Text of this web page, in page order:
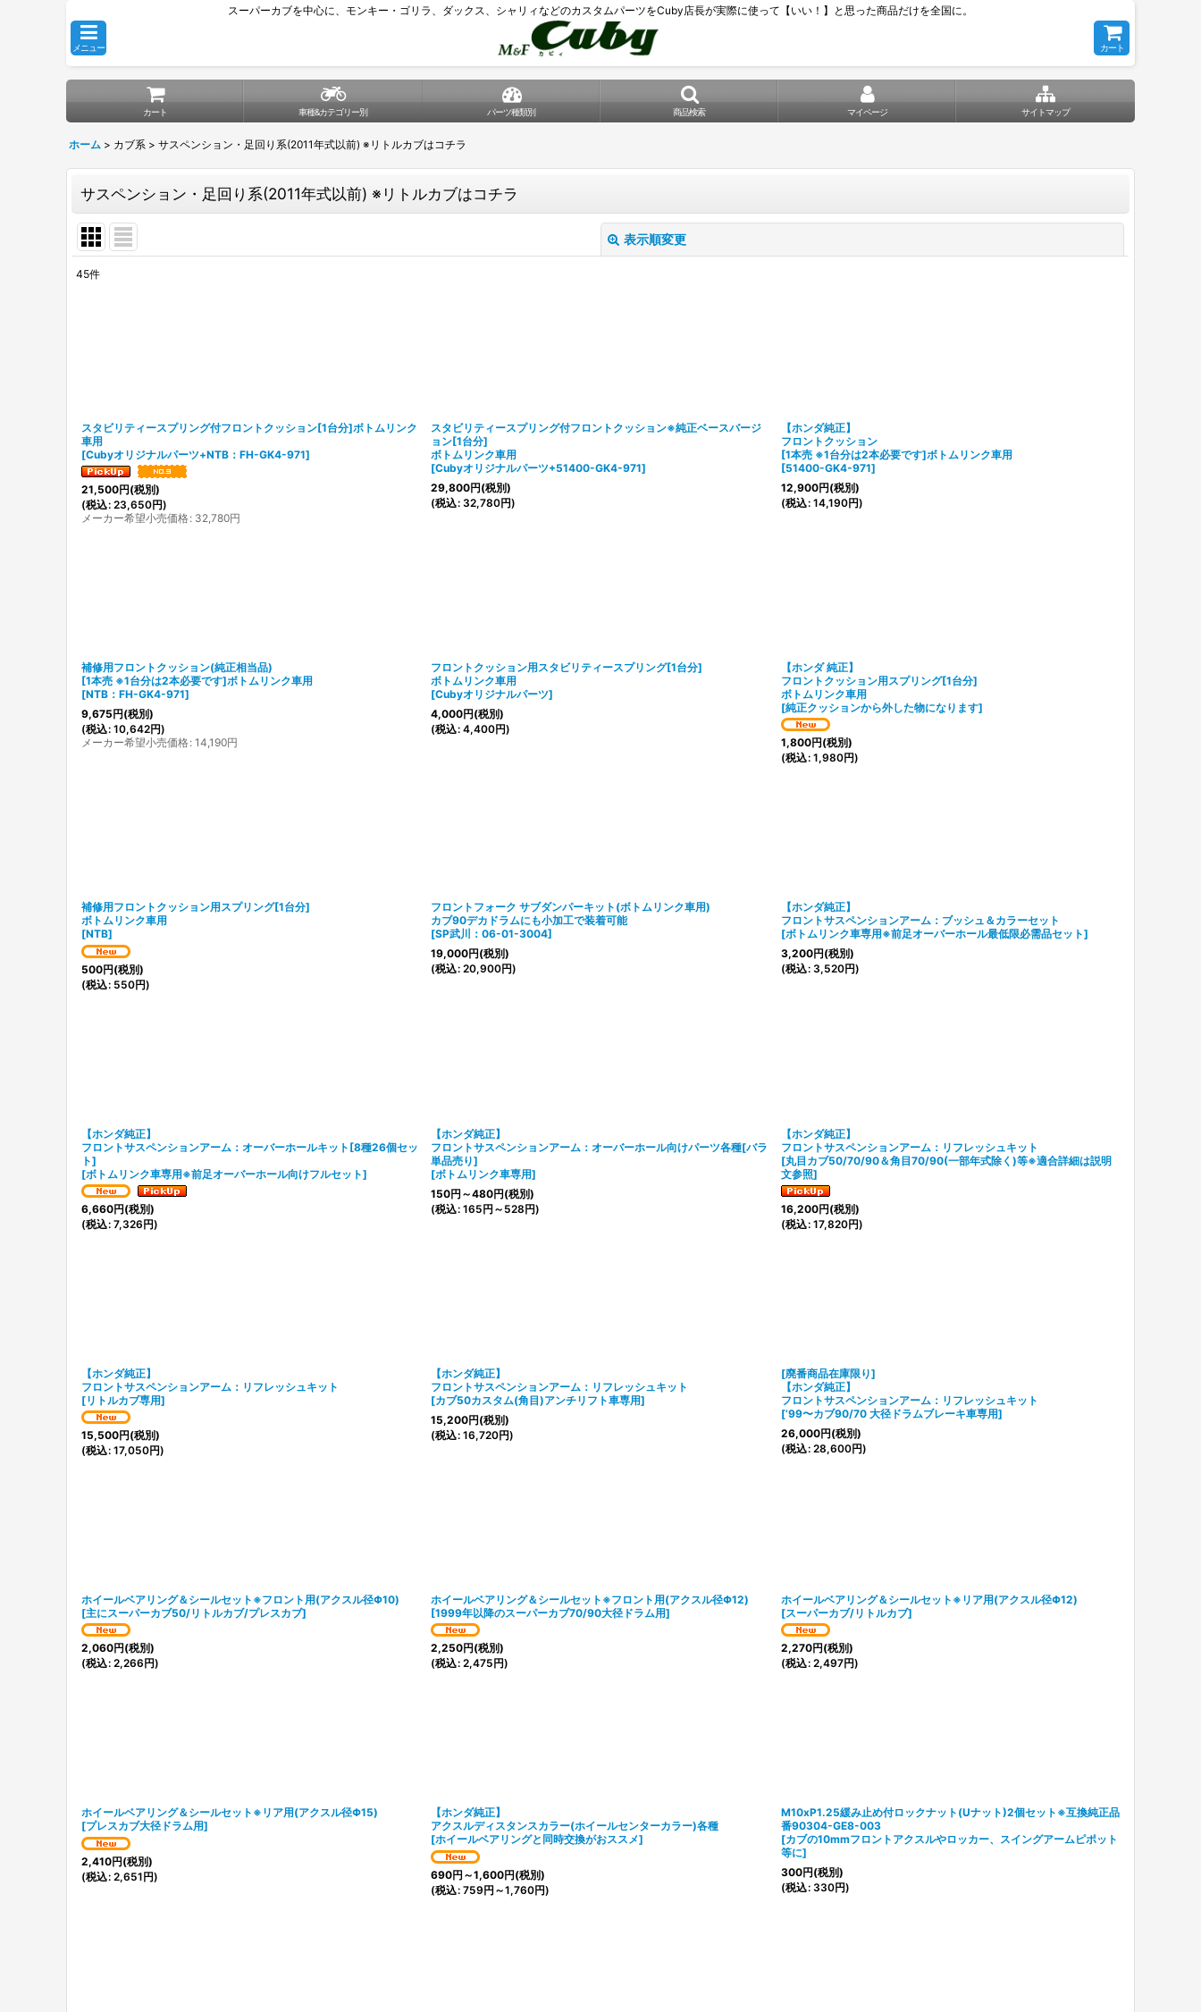
スーパーカブを中心に、モンキー・ゴリラ、ダックス、シャリィなどのカスタムパーツをCuby店長が実際に使って【いい！】と思った商品だけを全国に。
メニュー カート
カート 車種&カテゴリー別 パーツ種類別 商品検索 マイページ サイトマップ
ホーム > カブ系 > サスペンション・足回り系(2011年式以前) ※リトルカブはコチラ
サスペンション・足回り系(2011年式以前) ※リトルカブはコチラ
表示順変更
45件
スタビリティースプリング付フロントクッション[1台分]ボトムリンク
車用
[Cubyオリジナルパーツ+NTB：FH-GK4-971]
21,500円(税別)
(税込: 23,650円)
メーカー希望小売価格: 32,780円
スタビリティースプリング付フロントクッション※純正ベースバージ
ョン[1台分]
ボトムリンク車用
[Cubyオリジナルパーツ+51400-GK4-971]
29,800円(税別)
(税込: 32,780円)
【ホンダ純正】
フロントクッション
[1本売 ※1台分は2本必要です]ボトムリンク車用
[51400-GK4-971]
12,900円(税別)
(税込: 14,190円)
補修用フロントクッション(純正相当品)
[1本売 ※1台分は2本必要です]ボトムリンク車用
[NTB：FH-GK4-971]
9,675円(税別)
(税込: 10,642円)
メーカー希望小売価格: 14,190円
フロントクッション用スタビリティースプリング[1台分]
ボトムリンク車用
[Cubyオリジナルパーツ]
4,000円(税別)
(税込: 4,400円)
【ホンダ 純正】
フロントクッション用スプリング[1台分]
ボトムリンク車用
[純正クッションから外した物になります]
1,800円(税別)
(税込: 1,980円)
補修用フロントクッション用スプリング[1台分]
ボトムリンク車用
[NTB]
500円(税別)
(税込: 550円)
フロントフォーク サブダンパーキット(ボトムリンク車用)
カブ90デカドラムにも小加工で装着可能
[SP武川：06-01-3004]
19,000円(税別)
(税込: 20,900円)
【ホンダ純正】
フロントサスペンションアーム：ブッシュ＆カラーセット
[ボトムリンク車専用※前足オーバーホール最低限必需品セット]
3,200円(税別)
(税込: 3,520円)
【ホンダ純正】
フロントサスペンションアーム：オーバーホールキット[8種26個セッ
ト]
[ボトムリンク車専用※前足オーバーホール向けフルセット]
6,660円(税別)
(税込: 7,326円)
【ホンダ純正】
フロントサスペンションアーム：オーバーホール向けパーツ各種[バラ
単品売り]
[ボトムリンク車専用]
150円 ～480円(税別)
(税込: 165円 ～528円)
【ホンダ純正】
フロントサスペンションアーム：リフレッシュキット
[丸目カブ50/70/90＆角目70/90(一部年式除く)等※適合詳細は説明
文参照]
16,200円(税別)
(税込: 17,820円)
【ホンダ純正】
フロントサスペンションアーム：リフレッシュキット
[リトルカブ専用]
15,500円(税別)
(税込: 17,050円)
【ホンダ純正】
フロントサスペンションアーム：リフレッシュキット
[カブ50カスタム(角目)アンチリフト車専用]
15,200円(税別)
(税込: 16,720円)
[廃番商品在庫限り]
【ホンダ純正】
フロントサスペンションアーム：リフレッシュキット
[’99〜カブ90/70 大径ドラムブレーキ車専用]
26,000円(税別)
(税込: 28,600円)
ホイールベアリング＆シールセット※フロント用(アクスル径Φ10)
[主にスーパーカブ50/リトルカブ/プレスカブ]
2,060円(税別)
(税込: 2,266円)
ホイールベアリング＆シールセット※フロント用(アクスル径Φ12)
[1999年以降のスーパーカブ70/90大径ドラム用]
2,250円(税別)
(税込: 2,475円)
ホイールベアリング＆シールセット※リア用(アクスル径Φ12)
[スーパーカブ/リトルカブ]
2,270円(税別)
(税込: 2,497円)
ホイールベアリング＆シールセット※リア用(アクスル径Φ15)
[プレスカブ大径ドラム用]
2,410円(税別)
(税込: 2,651円)
【ホンダ純正】
アクスルディスタンスカラー(ホイールセンターカラー)各種
[ホイールベアリングと同時交換がおススメ]
690円 ～1,600円(税別)
(税込: 759円 ～1,760円)
M10xP1.25緩み止め付ロックナット(Uナット)2個セット※互換純正品
番90304-GE8-003
[カブの10mmフロントアクスルやロッカー、スイングアームピポット
等に]
300円(税別)
(税込: 330円)